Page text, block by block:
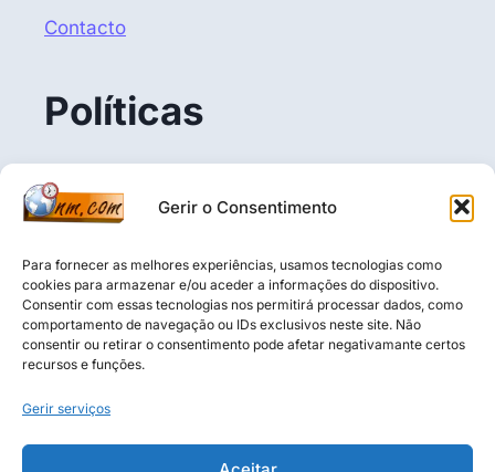
Gerir o Consentimento
Para fornecer as melhores experiências, usamos tecnologias como
cookies para armazenar e/ou aceder a informações do dispositivo.
Consentir com essas tecnologias nos permitirá processar dados, como
comportamento de navegação ou IDs exclusivos neste site. Não
consentir ou retirar o consentimento pode afetar negativamante certos
recursos e funções.
Gerir serviços
Contacto
Políticas
Politica de Privacidade
Termos e Condições
Aviso Legal: O conteúdo deste blogue é puramente
Não constitui aconselhamento financeiro,
mobiliários nos termos da CMVM. O leitor é